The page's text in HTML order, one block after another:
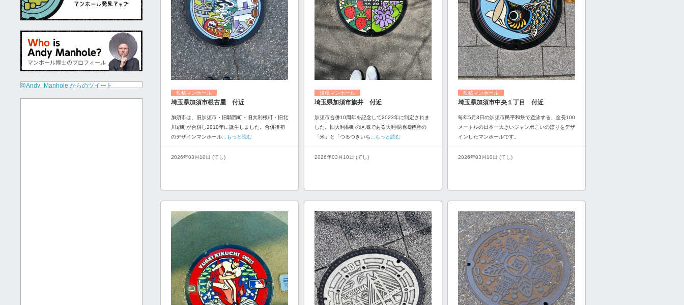
@Andy_Manhole からのツイート
投稿マンホール
埼玉県加須市根古屋 付近
加須市は、旧加須市・旧騎西町・旧大利根町・旧北
川辺町が合併し2010年に誕生しました。合併後初
のデザインマンホール ...もっと読む
2026年03月10日 (てし)
投稿マンホール
埼玉県加須市旗井 付近
加須市合併10周年を記念して2023年に制定されま
した。旧大利根町の区域である大利根地域特産の
「米」と「つるつきいち ...もっと読む
2026年03月10日 (てし)
投稿マンホール
埼玉県加須市中央１丁目 付近
毎年5月3日の加須市民平和祭で遊泳する、全長100
メートルの日本一大きいジャンボこいのぼりをデザ
インしたマンホールです。
2026年03月10日 (てし)